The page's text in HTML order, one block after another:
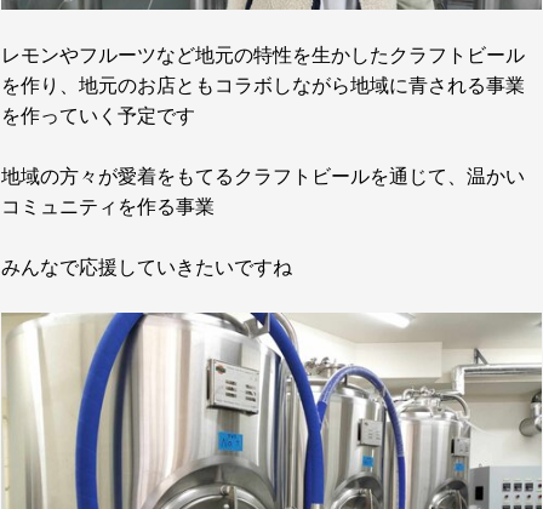
レモンやフルーツなど地元の特性を生かしたクラフトビール
を作り、地元のお店ともコラボしながら地域に青される事業
を作っていく予定です
地域の方々が愛着をもてるクラフトビールを通じて、温かい
コミュニティを作る事業
みんなで応援していきたいですね